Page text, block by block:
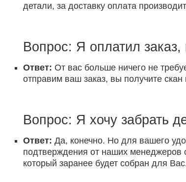
детали, за доставку оплата
Вопрос: Я оплатил
Ответ: От вас больше ничего не
отправим ваш заказ, вы получите
Вопрос: Я хочу забрать
Ответ: Да, конечно. Но для вашего
подтверждения от наших менеджеров
который заранее будет собран для